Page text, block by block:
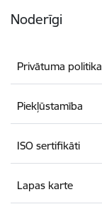
Noderīgi
Privātuma politika
Piekļūstamība
ISO sertifikāti
Lapas karte